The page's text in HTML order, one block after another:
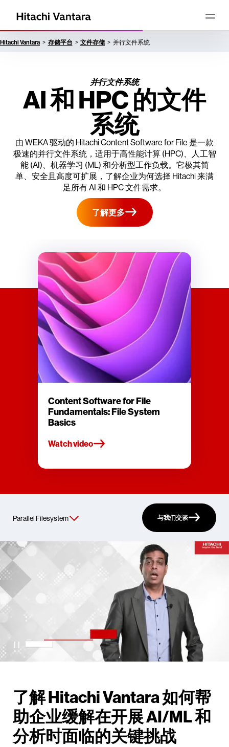
Hitachi Vantara 存储平台 文件存储 并行文件系统
Content Software for File
Fundamentals: File System
Basics
Watch video
并行文件系统
AI 和 HPC 的文件
系统
由 WEKA 驱动的 Hitachi Content Software for File 是一款
极速的并行文件系统，适用于高性能计算 (HPC)、人工智
能 (AI)、机器学习 (ML) 和分析型工作负载。它极其简
单、安全且高度可扩展，了解企业为何选择 Hitachi 来满
足所有 AI 和 HPC 文件需求。
了解更多
与我们交谈
了解 Hitachi Vantara 如何帮
助企业缓解在开展 AI/ML 和
分析时面临的关键挑战